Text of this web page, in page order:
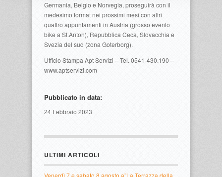
Germania, Belgio e Norvegia, proseguirà con il
medesimo format nei prossimi mesi con altri
quattro appuntamenti in Austria (grosso evento
bike a St.Anton), Repubblica Ceca, Slovacchia e
Svezia del sud (zona Goterborg).
Ufficio Stampa Apt Servizi – Tel. 0541-430.190 –
www.aptservizi.com
Pubblicato in data:
24 Febbraio 2023
ULTIMI ARTICOLI